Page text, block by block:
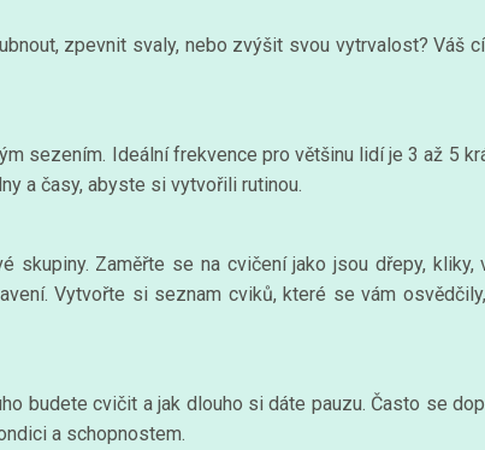
zpevnit svaly, nebo zvýšit svou vytrvalost? Váš
sezením. Ideální frekvence pro většinu lidí je 3 až 5
a časy, abyste si vytvořili rutinou.
Zaměřte se na cvičení jako jsou dřepy, kliky,
Vytvořte si seznam cviků, které se vám
budete cvičit a jak dlouho si dáte pauzu. Často se
a schopnostem.